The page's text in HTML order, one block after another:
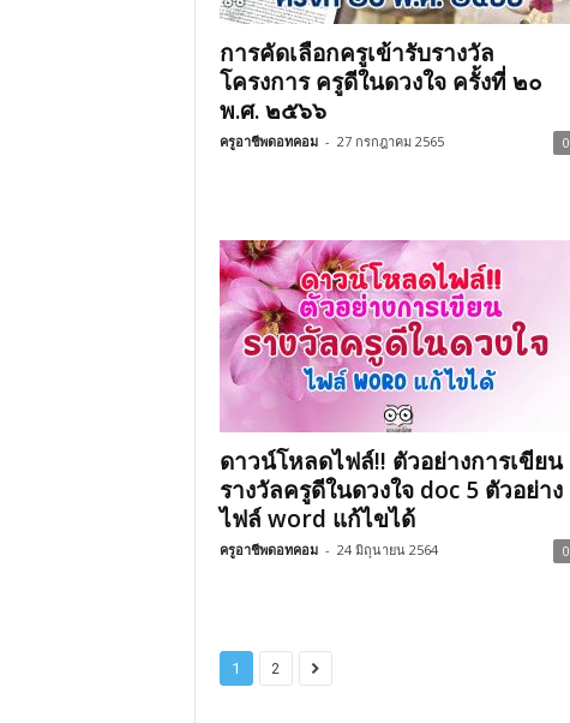
การคัดเลือกครูเข้ารับรางวัล
โครงการ ครูดีในดวงใจ ครั้งที่ ๒๐
พ.ศ. ๒๕๖๖
ครูอาชีพดอทคอม - 27 กรกฎาคม 2565 0
ดาวน์โหลดไฟล์!! ตัวอย่างการเขียน
รางวัลครูดีในดวงใจ doc 5 ตัวอย่าง
ไฟล์ word แก้ไขได้
ครูอาชีพดอทคอม - 24 มิถุนายน 2564 0
1 2